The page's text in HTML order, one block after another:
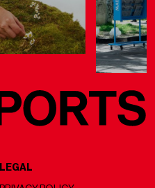
LEGAL